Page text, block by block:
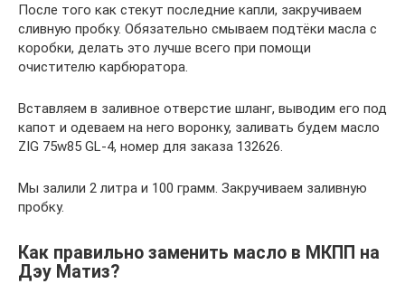
После того как стекут последние капли, закручиваем
сливную пробку. Обязательно смываем подтёки масла с
коробки, делать это лучше всего при помощи
очистителю карбюратора.
Вставляем в заливное отверстие шланг, выводим его под
капот и одеваем на него воронку, заливать будем масло
ZIG 75w85 GL-4, номер для заказа 132626.
Мы залили 2 литра и 100 грамм. Закручиваем заливную
пробку.
Как правильно заменить масло в МКПП на
Дэу Матиз?